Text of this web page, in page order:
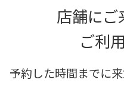
店舗にご
ご利
予約した時間までに来